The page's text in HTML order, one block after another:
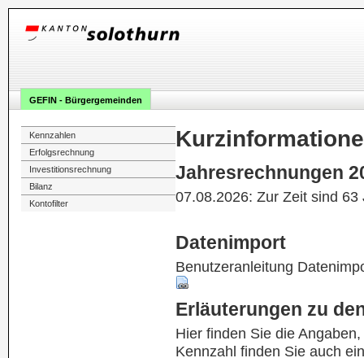
GEFIN - Bürgergemeinden
Kennzahlen
Erfolgsrechnung
Investitionsrechnung
Bilanz
Kontofilter
Jahresrechnungen
07.08.2026: Zur Zeit sind
Datenimport
Benutzeranleitung
Erläuterungen zu
Hier finden Sie die
Kennzahl finden Sie auch